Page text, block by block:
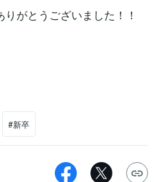
がとうございました！！
#新卒